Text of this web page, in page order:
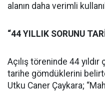
alanın daha verimli
“44 YILLIK SORUNU
Açılış töreninde 44
tarihe gömdüklerini
Utku Caner Çaykara;